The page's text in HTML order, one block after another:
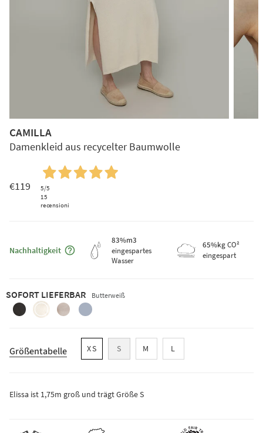
CAMILLA
Damenkleid aus recycelter Baumwolle
€119 5/5
15
recensioni
Nachhaltigkeit
Maggiori informazioni sulla sostenibilità
83%m3
eingespartes
Wasser
65%kgCO²
eingespart
SOFORT LIEFERBAR Butterweiß
anthrazitgrau
butterweisshaferbeigeindigoblau
Größentabelle XS S M L
Elissa ist 1,75m groß und trägt Größe S